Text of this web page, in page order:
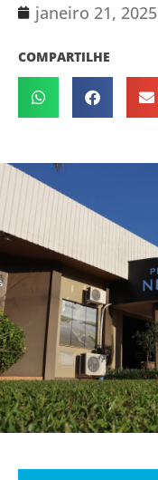
janeiro 21, 2025
COMPARTILHE